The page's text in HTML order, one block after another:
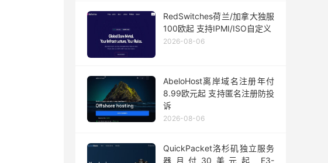
RedSwitches荷兰/加拿大独服
100欧起 支持IPMI/ISO自定义
2026-08-06
AbeloHost离岸域名注册年付
8.99欧元起 支持匿名注册防投
诉
2026-08-06
QuickPacket洛杉矶独立服务
器月付30美元起 E3-